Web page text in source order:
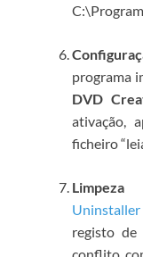
C:\Program
programa
DVD
ativação,
ficheiro
Uninstaller
registo de
conflito